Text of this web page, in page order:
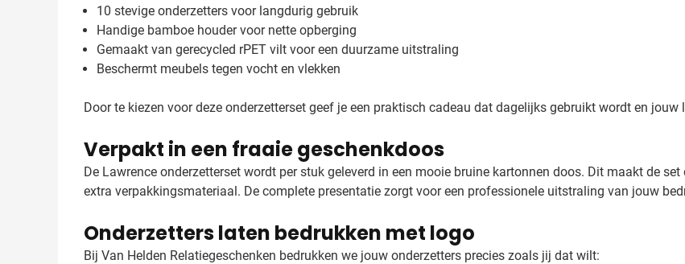
10 stevige onderzetters voor langdurig gebruik
Handige bamboe houder voor nette opberging
Gemaakt van gerecycled rPET vilt voor een duurzame uitstraling
Beschermt meubels tegen vocht en vlekken
Door te kiezen voor deze onderzetterset geef je een praktisch cadeau dat dagelijks gebruikt wordt en
Verpakt in een fraaie geschenkdoos
De Lawrence onderzetterset wordt per stuk geleverd in een mooie bruine kartonnen doos. Dit maakt de
extra verpakkingsmateriaal. De complete presentatie zorgt voor een professionele uitstraling van jouw
Onderzetters laten bedrukken met logo
Bij Van Helden Relatiegeschenken bedrukken we jouw onderzetters precies zoals jij dat wilt: